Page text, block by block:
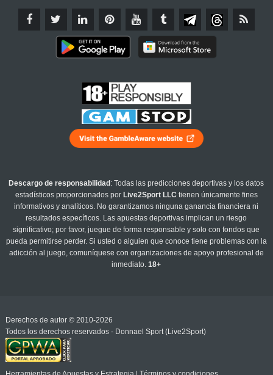
Descargo de responsabilidad : Todas las predicciones deportivas y los datos
estadísticos proporcionados por Live2Sport LLC tienen únicamente fines
informativos y analíticos. No garantizamos ninguna ganancia financiera ni
resultados específicos. Las apuestas deportivas implican un riesgo
significativo; por favor, juegue de forma responsable y solo con fondos que
pueda permitirse perder. Si usted o alguien que conoce tiene problemas con la
adicción al juego, comuníquese con organizaciones de apoyo profesional de
inmediato.18+
Derechos de autor © 2010-2026
Todos los derechos reservados - Donnael Sport (Live2Sport)